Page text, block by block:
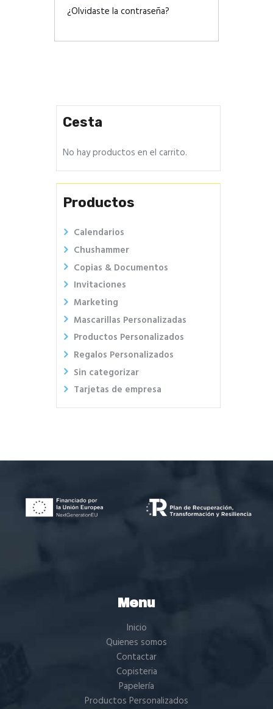
¿Olvidaste la contraseña?
Cesta
No hay productos en el carrito.
Productos
Calendarios
Chushammer
Copias & Documentos
Invitaciones
Marketing
Mascarillas Personalizadas
Productos Personalizados
Regalos Personalizados
Sin categorizar
Tarjetas de empresa
Menu
Inicio
Quienes somos
Contactar
Copisteria
Papelería
Productos Personalizados